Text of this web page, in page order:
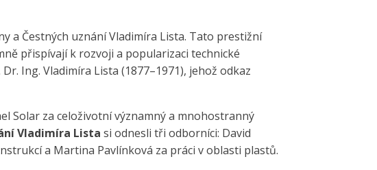
a Čestných uznání Vladimíra Lista. Tato prestižní
přispívají k rozvoji a popularizaci technické
Ing. Vladimíra Lista (1877–1971), jehož odkaz
Solar za celoživotní významný a mnohostranný
Vladimíra Lista si odnesli tři odborníci: David
a Martina Pavlínková za práci v oblasti plastů.